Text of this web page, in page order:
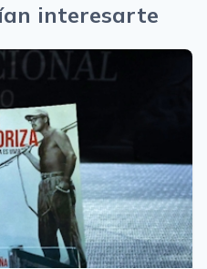
interesarte